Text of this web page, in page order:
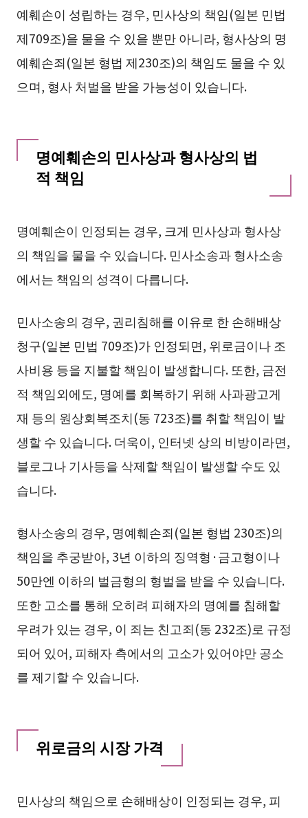
예훼손이 성립하는 경우, 민사상의 책임(일본 민법
제709조)을 물을 수 있을 뿐만 아니라, 형사상의 명
예훼손죄(일본 형법 제230조)의 책임도 물을 수 있
으며, 형사 처벌을 받을 가능성이 있습니다.
명예훼손의 민사상과 형사상의 법
적 책임
명예훼손이 인정되는 경우, 크게 민사상과 형사상
의 책임을 물을 수 있습니다. 민사소송과 형사소송
에서는 책임의 성격이 다릅니다.
민사소송의 경우, 권리침해를 이유로 한 손해배상
청구(일본 민법 709조)가 인정되면, 위로금이나 조
사비용 등을 지불할 책임이 발생합니다. 또한, 금전
적 책임외에도, 명예를 회복하기 위해 사과광고게
재 등의 원상회복조치(동 723조)를 취할 책임이 발
생할 수 있습니다. 더욱이, 인터넷 상의 비방이라면,
블로그나 기사등을 삭제할 책임이 발생할 수도 있
습니다.
형사소송의 경우, 명예훼손죄(일본 형법 230조)의
책임을 추궁받아, 3년 이하의 징역형·금고형이나
50만엔 이하의 벌금형의 형벌을 받을 수 있습니다.
또한 고소를 통해 오히려 피해자의 명예를 침해할
우려가 있는 경우, 이 죄는 친고죄(동 232조)로 규정
되어 있어, 피해자 측에서의 고소가 있어야만 공소
를 제기할 수 있습니다.
위로금의 시장 가격
민사상의 책임으로 손해배상이 인정되는 경우, 피